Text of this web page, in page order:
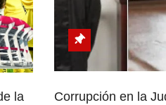
la
Corrupción en la